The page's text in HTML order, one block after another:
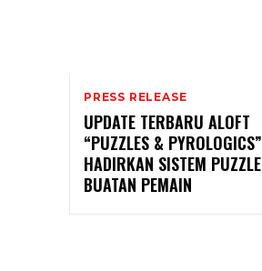
PRESS RELEASE
UPDATE TERBARU ALOFT
“PUZZLES & PYROLOGICS”
HADIRKAN SISTEM PUZZLE
BUATAN PEMAIN